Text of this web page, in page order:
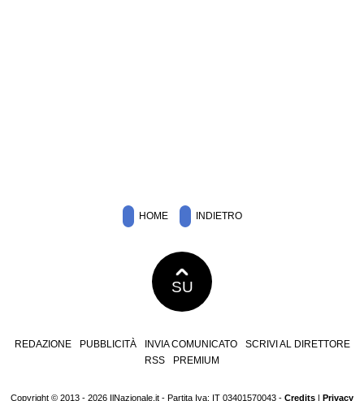
HOME INDIETRO
SU
REDAZIONE PUBBLICITÀ INVIA COMUNICATO
SCRIVI AL DIRETTORE
RSS
PREMIUM
Copyright © 2013 - 2026 IlNazionale.it - Partita Iva: IT 03401570043 - Credits | Privacy